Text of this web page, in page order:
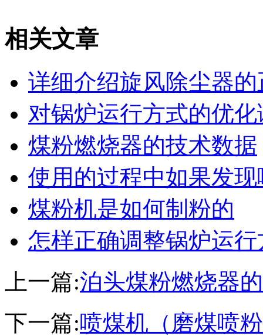
相关文章
详细介绍旋风除尘器
对锅炉运行方式的优
煤粉燃烧器的技术数据
使用的过程中如果发
煤粉机是如何制粉的
怎样正确调整锅炉运行
上一篇:泊头煤粉燃烧器
下一篇:喷煤机（磨煤喷